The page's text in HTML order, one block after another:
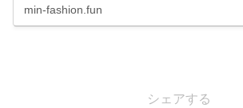
min-fashion.fun
シェアする